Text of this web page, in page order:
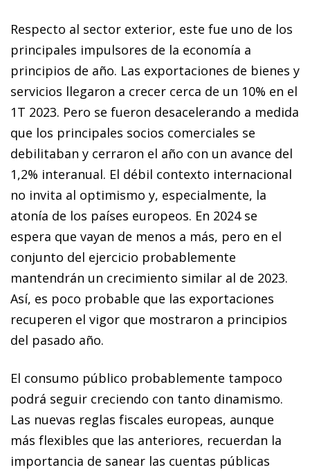
Respecto al sector exterior, este fue uno de los
principales impulsores de la economía a
principios de año. Las exportaciones de bienes y
servicios llegaron a crecer cerca de un 10% en el
1T 2023. Pero se fueron desacelerando a medida
que los principales socios comerciales se
debilitaban y cerraron el año con un avance del
1,2% interanual. El débil contexto internacional
no invita al optimismo y, especialmente, la
atonía de los países europeos. En 2024 se
espera que vayan de menos a más, pero en el
conjunto del ejercicio probablemente
mantendrán un crecimiento similar al de 2023.
Así, es poco probable que las exportaciones
recuperen el vigor que mostraron a principios
del pasado año.
El consumo público probablemente tampoco
podrá seguir creciendo con tanto dinamismo.
Las nuevas reglas fiscales europeas, aunque
más flexibles que las anteriores, recuerdan la
importancia de sanear las cuentas públicas